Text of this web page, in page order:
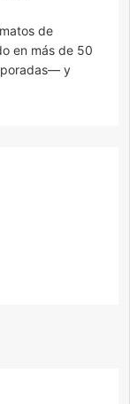
de
en más de 50
y